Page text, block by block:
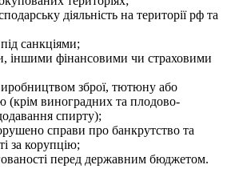
діяльність на території рф та
санкціями;
іншими фінансовими чи страховими
зброї, тютюну або
(крім виноградних та плодово-
спирту);
справи про банкрутство та
за корупцію;
перед державним бюджетом.